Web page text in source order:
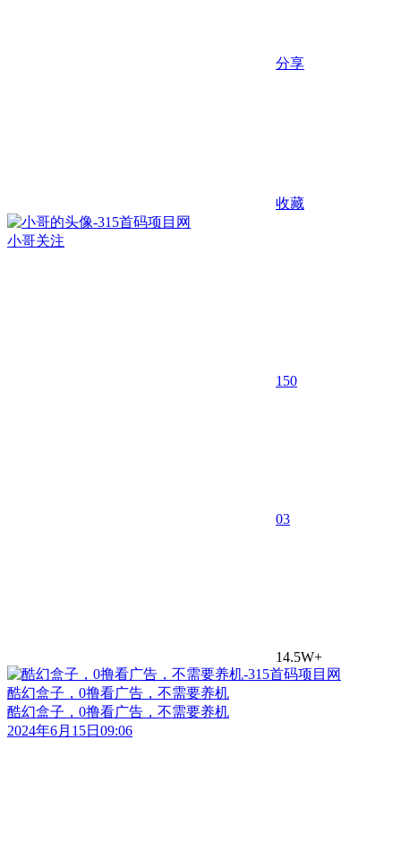
分享
收藏
小哥关注
150
03
14.5W+
酷幻盒子，0撸看广告，不需要养机
酷幻盒子，0撸看广告，不需要养机
2024年6月15日09:06